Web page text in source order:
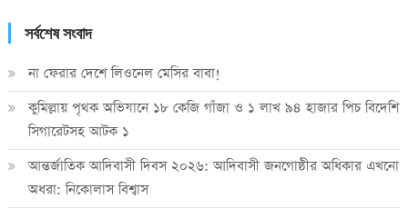
সর্বশেষ সংবাদ
না ফেরার দেশে লিওনেল মেসির বাবা!
কুমিল্লায় পৃথক অভিযানে ১৮ কেজি গাঁজা ও ১ লাখ ৯৪ হাজার পিচ বিদেশি
সিগারেটসহ আটক ১
আন্তর্জাতিক আদিবাসী দিবস ২০২৬: আদিবাসী জনগোষ্ঠীর অধিকার এখনো
অধরা: নিকোলাস বিশ্বাস